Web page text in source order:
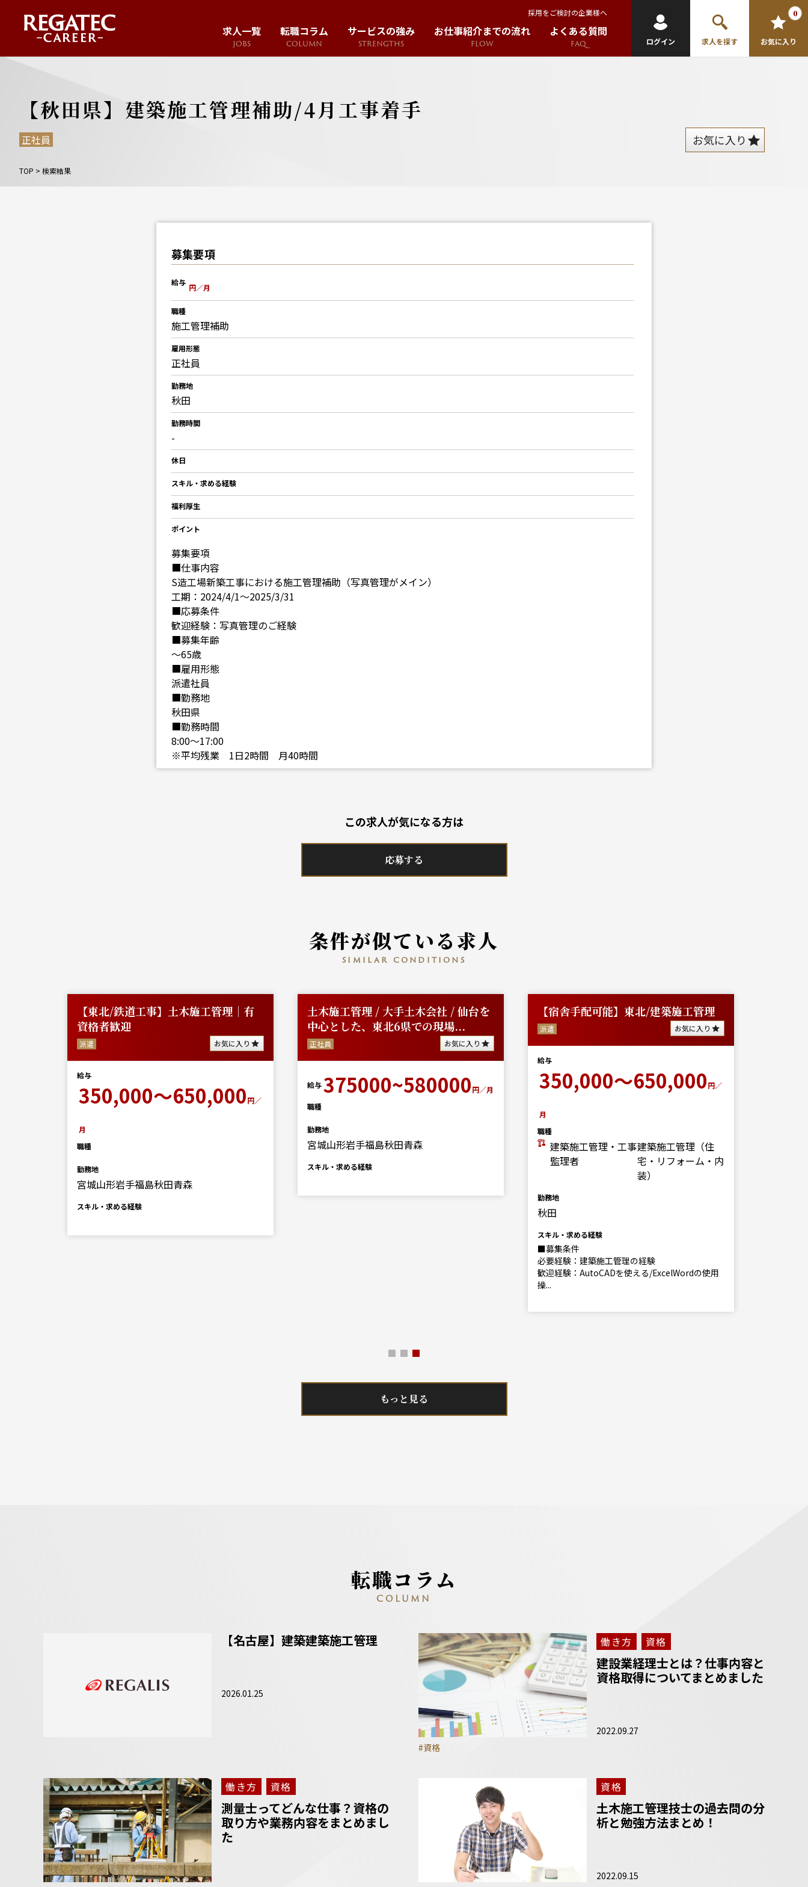
採用をご検討の企業様へ
求人一覧
JOBS
転職コラム
COLUMN
サービスの強み
STRENGTHS
お仕事紹介までの流れ
FLOW
よくある質問
FAQ ログイン 求人を探す お気に入り
0
【秋田県】建築施工管理補助/4月工事着手
正社員 お気に入り
TOP > 検索結果
募集要項
給与
円／月
職種
施工管理補助
雇用形態
正社員
勤務地
秋田
勤務時間
-
休日
スキル・求める経験
福利厚生
ポイント
募集要項
■仕事内容
S造工場新築工事における施工管理補助（写真管理がメイン）
工期：2024/4/1～2025/3/31
■応募条件
歓迎経験：写真管理のご経験
■募集年齢
～65歳
■雇用形態
派遣社員
■勤務地
秋田県
■勤務時間
8:00～17:00
※平均残業 1日2時間 月40時間
この求人が気になる方は
応募する
条件が似ている求人
similar conditions
【東北/鉄道工事】土木施工管理｜有
資格者歓迎
派遣 お気に入り
給与
350,000～650,000円／
月
職種
勤務地
宮城山形岩手福島秋田青森
スキル・求める経験
土木施工管理 / 大手土木会社 / 仙台を
中心とした、東北6県での現場...
正社員 お気に入り
給与375000~580000円／月
職種
勤務地
宮城山形岩手福島秋田青森
スキル・求める経験
【宿舎手配可能】東北/建築施工管理
派遣 お気に入り
給与
350,000～650,000円／
月
職種
建築施工管理・工事
監理者
建築施工管理（住
宅・リフォーム・内
装）
勤務地
秋田
スキル・求める経験
■募集条件
必要経験：建築施工管理の経験
歓迎経験：AutoCADを使える/ExcelWordの使用
操...
もっと見る
転職コラム
COLUMN
【名古屋】建築建築施工管理
2026.01.25
働き方 資格
建設業経理士とは？仕事内容と
資格取得についてまとめました
2022.09.27
#資格
働き方 資格
測量士ってどんな仕事？資格の
取り方や業務内容をまとめまし
た
資格
土木施工管理技士の過去問の分
析と勉強方法まとめ！
2022.09.15